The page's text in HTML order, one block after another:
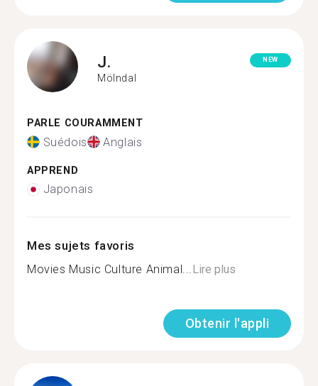
J.
Mölndal
NEW
PARLE COURAMMENT
Suédois Anglais
APPREND
Japonais
Mes sujets favoris
Movies Music Culture Animal...Lire plus
Obtenir l'appli